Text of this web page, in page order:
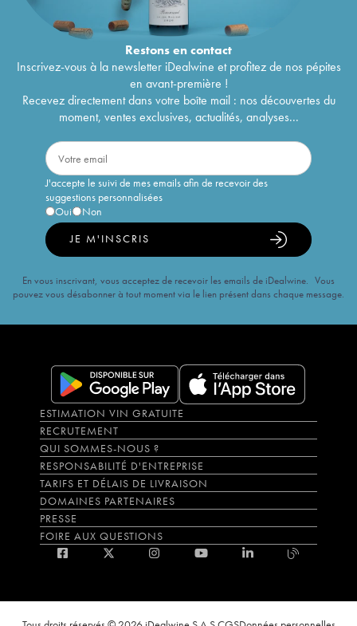
Restons encontact
Inscrivez-vous à la newsletter iDealwine et profitez de nos pépites
en avant-première !
Recevez directement dans votre boîte mail : nos découvertes du
moment, ventes exclusives, actualités, analyses...
J'accepte le suivi de mes emails afin de recevoir des
suggestions personnalisées
Oui
Non
JE M'INSCRIS
En vous inscrivant, vous acceptez de recevoir les emails de iDealwine. Vous
pouvez vous désabonner à tout moment via le lien présent dans chaque message.
ESTIMATION VIN GRATUITE
RECRUTEMENT
QUI SOMMES-NOUS ?
RESPONSABILITÉ D'ENTREPRISE
TARIFS ET DÉLAIS DE LIVRAISON
DOMAINES PARTENAIRES
PRESSE
FOIRE AUX QUESTIONS